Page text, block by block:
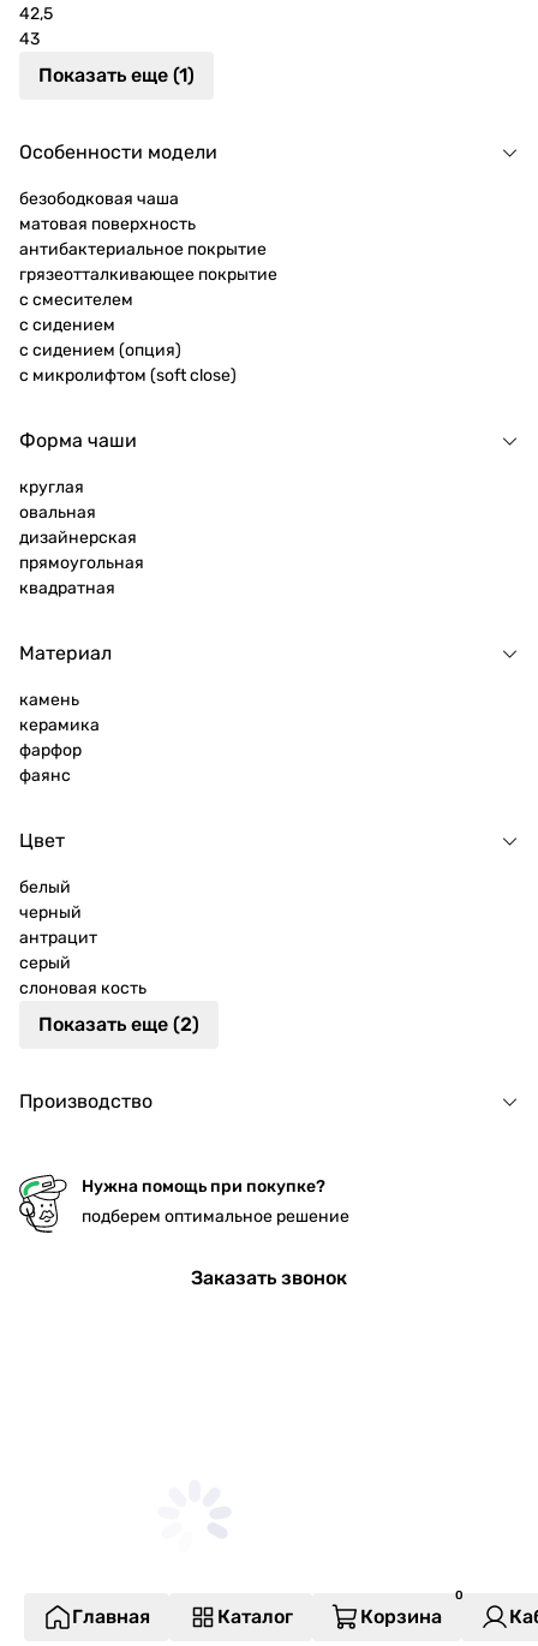
42,5
43
Показать еще (1)
Особенности модели
безободковая чаша
матовая поверхность
антибактериальное покрытие
грязеотталкивающее покрытие
c смесителем
с сидением
с сидением (опция)
с микролифтом (soft close)
Форма чаши
круглая
овальная
дизайнерская
прямоугольная
квадратная
Материал
камень
керамика
фарфор
фаянс
Цвет
белый
черный
антрацит
серый
слоновая кость
Показать еще (2)
Производство
Нужна помощь при покупке?
подберем оптимальное решение
Заказать звонок
Главная Каталог Корзина